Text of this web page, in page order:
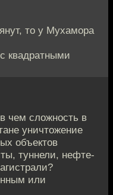
то у Мухамора
квадратными
чем сложность в
уничтожение
объектов
туннели, нефте-
или